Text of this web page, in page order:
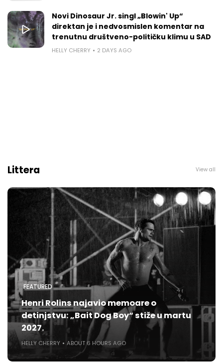
Novi Dinosaur Jr. singl „Blowin' Up“
direktan je i nedvosmislen komentar na
trenutnu društveno-političku klimu u SAD
HELLY CHERRY 2 DAYS AGO
Littera View all
FEATURED
Henri Rolins najavio memoare o
detinjstvu: „Bait Dog Boy“ stiže u martu
2027.
HELLY CHERRY ABOUT 6 HOURS AGO